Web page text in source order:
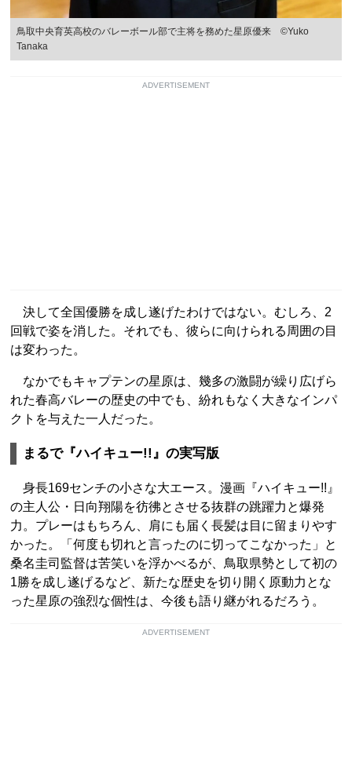
鳥取中央育英高校のバレーボール部で主将を務めた星原優来 ©︎Yuko
Tanaka
ADVERTISEMENT
決して全国優勝を成し遂げたわけではない。むしろ、2
回戦で姿を消した。それでも、彼らに向けられる周囲の目
は変わった。
なかでもキャプテンの星原は、幾多の激闘が繰り広げら
れた春高バレーの歴史の中でも、紛れもなく大きなインパ
クトを与えた一人だった。
まるで『ハイキュー!!』の実写版
身長169センチの小さな大エース。漫画『ハイキュー!!』
の主人公・日向翔陽を彷彿とさせる抜群の跳躍力と爆発
力。プレーはもちろん、肩にも届く長髪は目に留まりやす
かった。「何度も切れと言ったのに切ってこなかった」と
桑名圭司監督は苦笑いを浮かべるが、鳥取県勢として初の
1勝を成し遂げるなど、新たな歴史を切り開く原動力とな
った星原の強烈な個性は、今後も語り継がれるだろう。
ADVERTISEMENT